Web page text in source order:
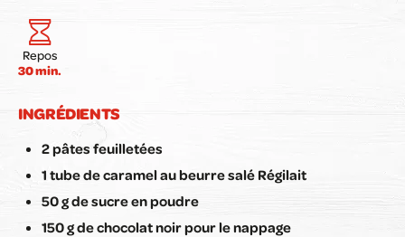
Repos
30 min.
INGRÉDIENTS
2 pâtes feuilletées
1 tube de caramel au beurre salé Régilait
50 g de sucre en poudre
150 g de chocolat noir pour le nappage